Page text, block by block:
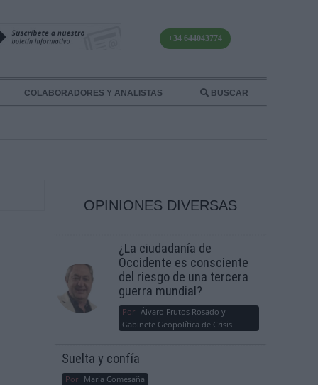
+34 644043774
COLABORADORES Y ANALISTAS BUSCAR
OPINIONES DIVERSAS
¿La ciudadanía de
Occidente es consciente
del riesgo de una tercera
guerra mundial?
Por Álvaro Frutos Rosado y
Gabinete Geopolítica de Crisis
Suelta y confía
Por María Comesaña